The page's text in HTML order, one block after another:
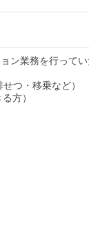
ン業務を行って
つ・移乗など）
方）